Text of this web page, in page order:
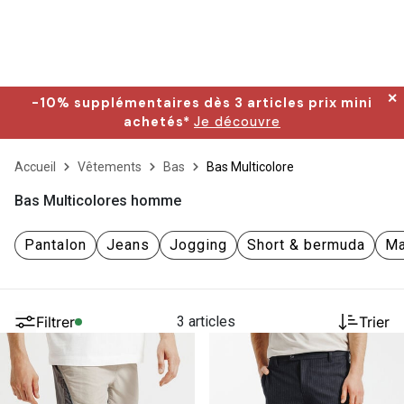
-10% supplémentaires dès 3 articles prix mini
achetés* Je découvre
✕
Accueil Vêtements Bas Bas Multicolore
Bas Multicolores homme
Pantalon Jeans Jogging Short & bermuda
Filtrer 3 articles Trier